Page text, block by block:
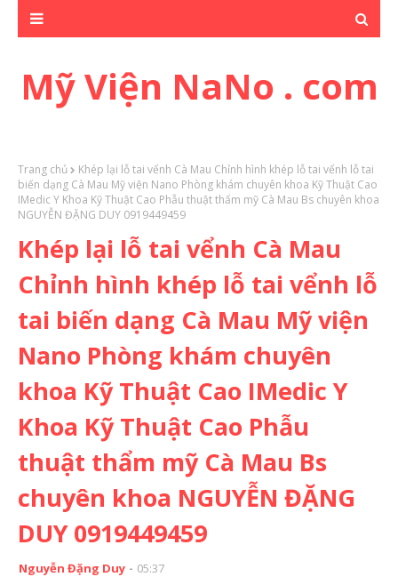
Mỹ Viện NaNo . com
Trang chủ
Khép lại lỗ tai vểnh Cà Mau Chỉnh hình khép lỗ tai vểnh lỗ tai
biến dạng Cà Mau Mỹ viện Nano Phòng khám chuyên khoa Kỹ Thuật Cao
IMedic Y Khoa Kỹ Thuật Cao Phẫu thuật thẩm mỹ Cà Mau Bs chuyên khoa
NGUYỄN ĐẶNG DUY 0919449459
Khép lại lỗ tai vểnh Cà Mau
Chỉnh hình khép lỗ tai vểnh lỗ
tai biến dạng Cà Mau Mỹ viện
Nano Phòng khám chuyên
khoa Kỹ Thuật Cao IMedic Y
Khoa Kỹ Thuật Cao Phẫu
thuật thẩm mỹ Cà Mau Bs
chuyên khoa NGUYỄN ĐẶNG
DUY 0919449459
Nguyễn Đặng Duy 05:37